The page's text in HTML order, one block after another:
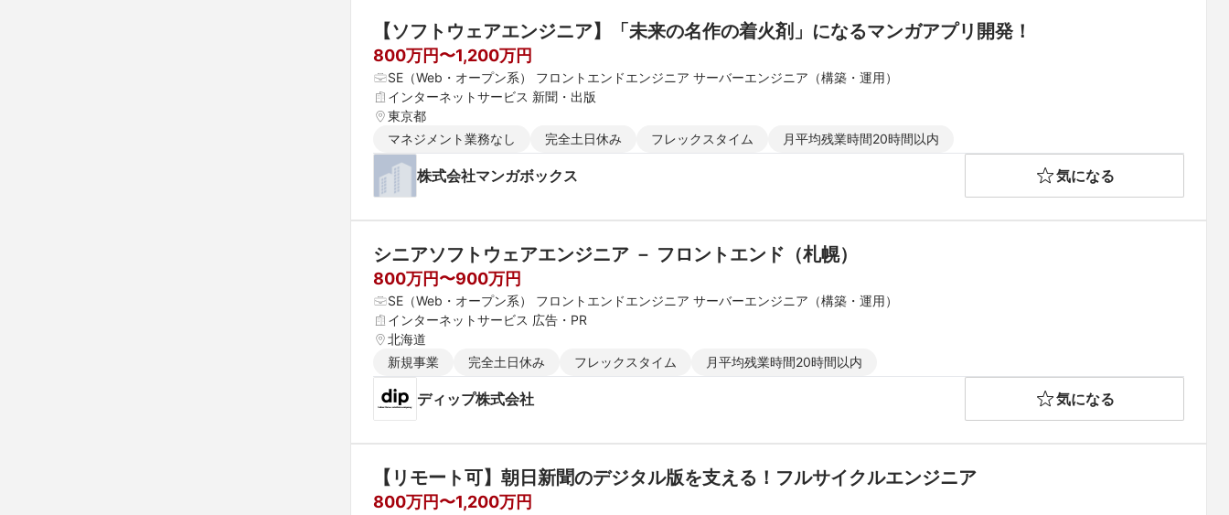
【ソフトウェアエンジニア】「未来の名作の着火剤」になるマンガアプリ開発！
800万円〜1,200万円
SE（Web・オープン系） フロントエンドエンジニア サーバーエンジニア（構築・運用）
インターネットサービス 新聞・出版
東京都
マネジメント業務なし
完全土日休み フレックスタイム 月平均残業時間20時間以内
株式会社マンガボックス 気になる
シニアソフトウェアエンジニア － フロントエンド（札幌）
800万円〜900万円
SE（Web・オープン系） フロントエンドエンジニア サーバーエンジニア（構築・運用）
インターネットサービス 広告・PR
北海道
新規事業
完全土日休み フレックスタイム 月平均残業時間20時間以内
ディップ株式会社 気になる
【リモート可】朝日新聞のデジタル版を支える！フルサイクルエンジニア
800万円〜1,200万円